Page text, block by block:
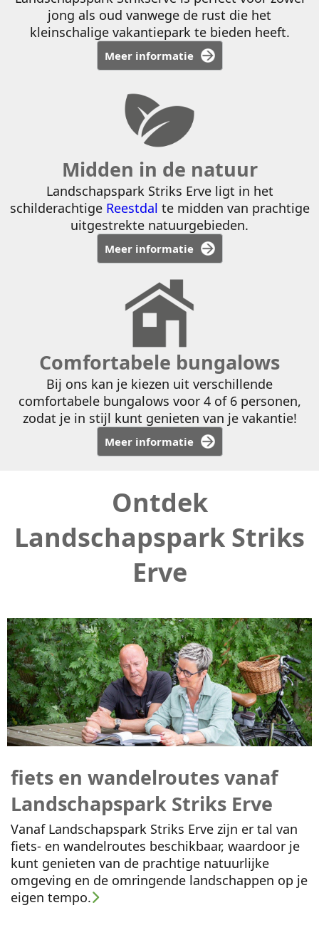
jong als oud vanwege de rust die het
kleinschalige vakantiepark te bieden heeft.
Meer informatie
Midden in de natuur
Landschapspark Striks Erve ligt in het
schilderachtige Reestdal te midden van prachtige
uitgestrekte natuurgebieden.
Meer informatie
Comfortabele bungalows
Bij ons kan je kiezen uit verschillende
comfortabele bungalows voor 4 of 6 personen,
zodat je in stijl kunt genieten van je vakantie!
Meer informatie
Ontdek
Landschapspark Striks
Erve
fiets en wandelroutes vanaf
Landschapspark Striks Erve
Vanaf Landschapspark Striks Erve zijn er tal van
fiets- en wandelroutes beschikbaar, waardoor je
kunt genieten van de prachtige natuurlijke
omgeving en de omringende landschappen op je
eigen tempo.